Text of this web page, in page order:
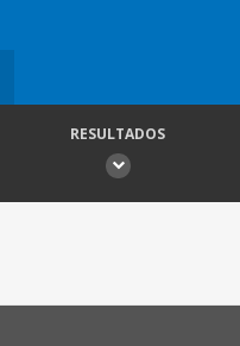
RESULTADOS